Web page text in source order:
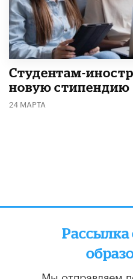
Студентам-
новую стипендию
24 МАРТА
Рассылка